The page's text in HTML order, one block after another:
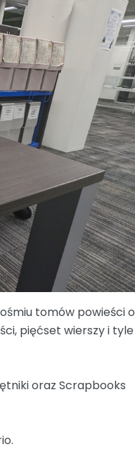
tomów powieści o
pięćset wierszy i tyle
oraz Scrapbooks